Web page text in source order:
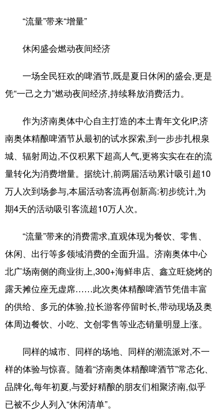
“流量”带来“增量”
休闲盛会燃动夜间经济
一场全民狂欢的啤酒节,既是夏日休闲的盛会,更是
凭“一己之力”燃动夜间经济,持续释放消费活力。
作为济南奥体中心自主打造的本土青年文化IP,济
南奥体精酿啤酒节从最初的试水探索,到一步步扎根泉
城、辐射周边,不仅积累下超高人气,更将实实在在的流
量转化为消费增量。据统计,前两届活动累计吸引超10
万人次到场参与,本届活动客流再创新高:初步统计,为
期4天的活动吸引客流超10万人次。
“流量”带来的消费需求,直观体现为餐饮、零售、
休闲、出行等多领域消费的全面升温。济南奥体中心
北广场南侧的商业街上,300+海鲜串店、鑫立旺烧烤的
露天摊位座无虚席……此次奥体精酿啤酒节凭借丰富
的供给、多元的体验,拉长游客停留时长,带动现场及奥
体周边餐饮、小吃、文创零售等业态销量明显上涨。
同样的城市、同样的场地、同样的潮流派对,不一
样的体验与惊喜。随着“济南奥体精酿啤酒节”常态化、
品牌化,每年初夏,与爱好精酿的朋友们相聚济南,似乎
已被不少人列入“休闲清单”。